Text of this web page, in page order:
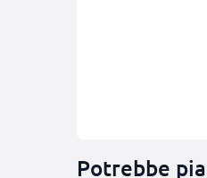
Potrebbe